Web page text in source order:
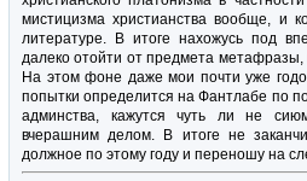
мистицизма христианства вообще, и
литературе. В итоге нахожусь под
далеко отойти от предмета
На этом фоне даже мои почти уже
попытки определится на Фантлабе по
админства, кажутся чуть ли не
вчерашним делом. В итоге не
должное по этому году и переношу на